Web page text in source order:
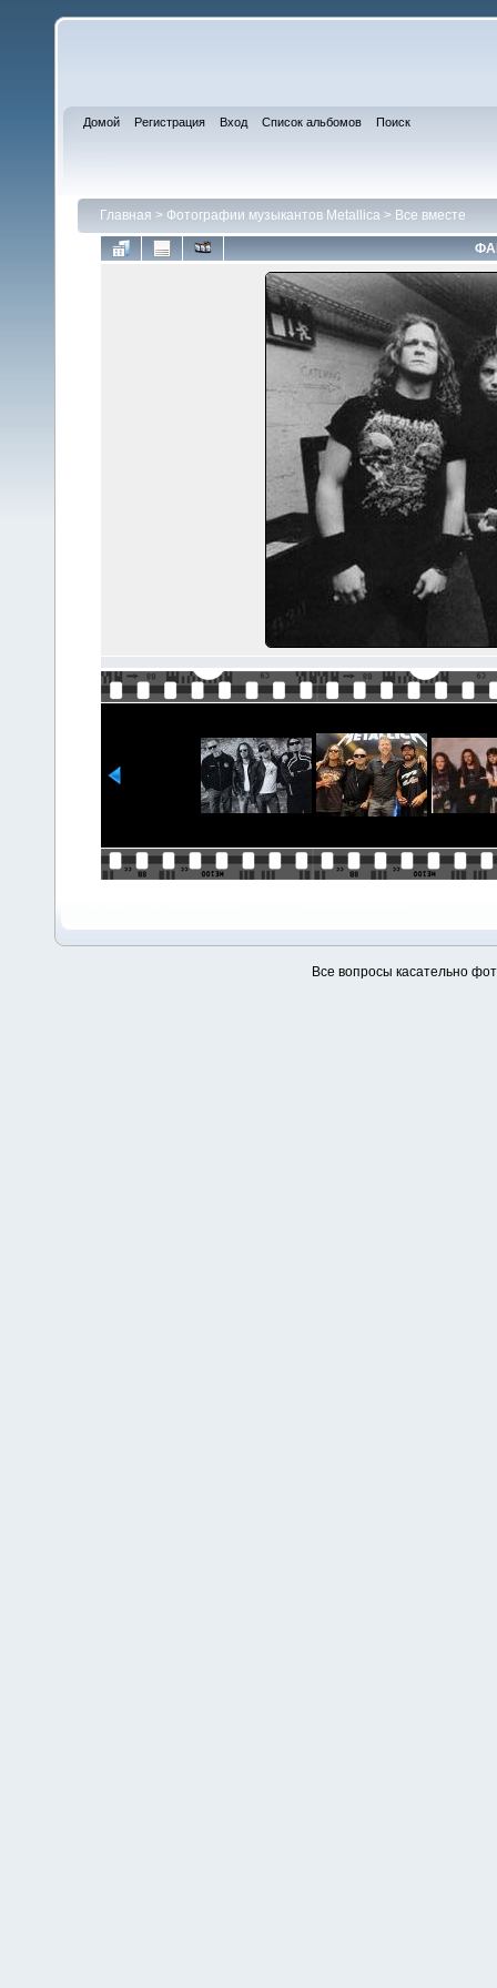
Домой Регистрация Вход Список альбомов Поиск
Главная > Фотографии музыкантов Metallica > Все вместе
Все вопросы касательно